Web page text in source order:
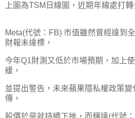
上圖為TSM日線圖，近期年線處打轉
Meta(代號：FB) 市值雖然曾經達到
財報未達標，
今年Q1財測又低於市場預期，加上
緩，
並提出警告，未來蘋果隱私權政策
傳，
股價於是就持續下挫，而輝達(代號